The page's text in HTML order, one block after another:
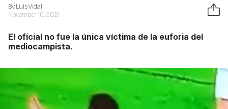
By Luis Vidal
November 10, 2021
El oficial no fue la única víctima de la euforia del
mediocampista.